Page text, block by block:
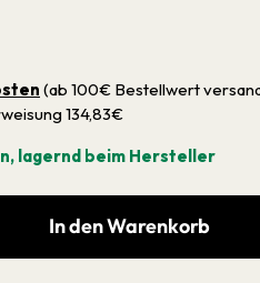
(ab 100€ Bestellwert
134,83€
lagernd beim Hersteller
In den Warenkorb